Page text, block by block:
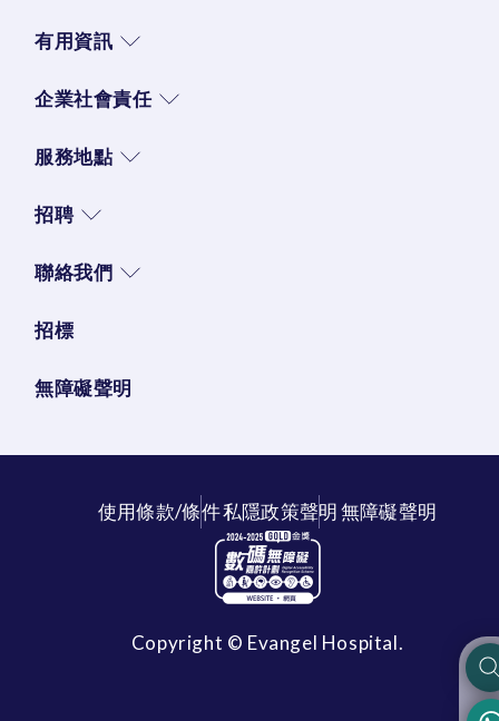
有用資訊
企業社會責任
服務地點
招聘
聯絡我們
招標
無障礙聲明
使用條款/條件私隱政策聲明無障礙聲明
Copyright © Evangel Hospital.